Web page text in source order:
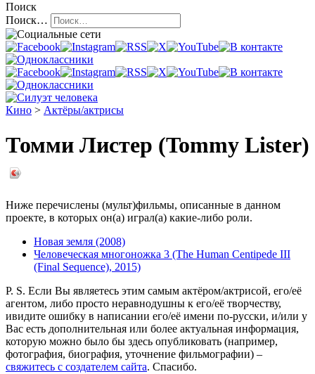
Поиск
Поиск…
Кино > Актёры/актрисы
Томми Листер (Tommy Lister)
Ниже перечислены (мульт)фильмы, описанные в данном
проекте, в которых он(а) играл(а) какие-либо роли.
Новая земля (2008)
Человеческая многоножка 3 (The Human Centipede III
(Final Sequence), 2015)
P. S. Если Вы являетесь этим самым актёром/актрисой, его/её
агентом, либо просто неравнодушны к его/её творчеству,
ивидите ошибку в написании его/её имени по-русски, и/или у
Вас есть дополнительная или более актуальная информация,
которую можно было бы здесь опубликовать (например,
фотография, биография, уточнение фильмографии) –
свяжитесь с создателем сайта. Спасибо.